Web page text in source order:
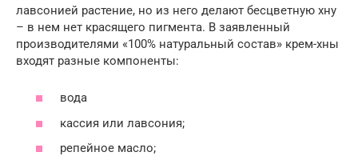
лавсонией растение, но из него делают бесцветную хну
– в нем нет красящего пигмента. В заявленный
производителями «100% натуральный состав» крем-хны
входят разные компоненты:
вода
кассия или лавсония;
репейное масло;